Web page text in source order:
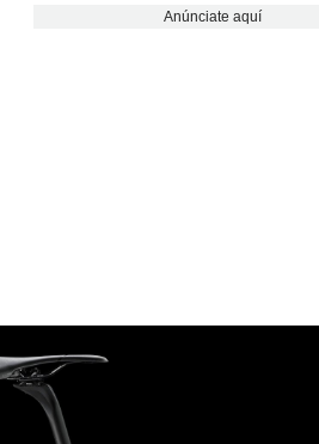
Anúnciate aquí